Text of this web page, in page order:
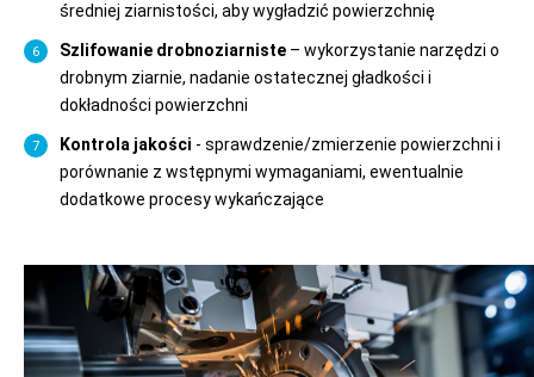
średniej ziarnistości, aby wygładzić powierzchnię
Szlifowanie drobnoziarniste – wykorzystanie narzędzi o
drobnym ziarnie, nadanie ostatecznej gładkości i
dokładności powierzchni
Kontrola jakości - sprawdzenie/zmierzenie powierzchni i
porównanie z wstępnymi wymaganiami, ewentualnie
dodatkowe procesy wykańczające